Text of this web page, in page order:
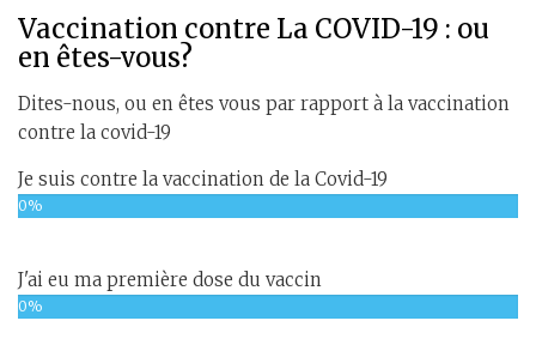
Vaccination contre La COVID-19 : ou
en êtes-vous?
Dites-nous, ou en êtes vous par rapport à la vaccination
contre la covid-19
Je suis contre la vaccination de la Covid-19
0%
J'ai eu ma première dose du vaccin
0%